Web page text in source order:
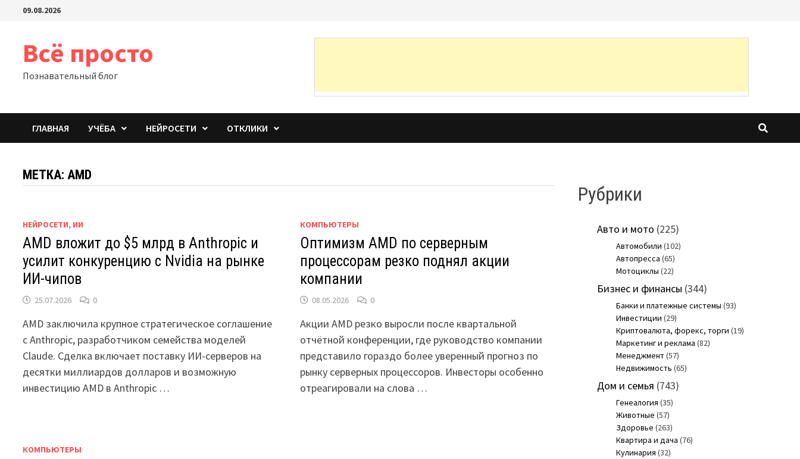
Перейти09.08.2026
Всё просто
Познавательный блог
ГЛАВНАЯ УЧЁБА НЕЙРОСЕТИ ОТКЛИКИ
МЕТКА:AMD
НЕЙРОСЕТИ, ИИ
AMD вложит до $5 млрд в Anthropic и
усилит конкуренцию с Nvidia на рынке
ИИ-чипов
25.07.2026 0
AMD заключила крупное стратегическое соглашение
с Anthropic, разработчиком семейства моделей
Claude. Сделка включает поставку ИИ-серверов на
десятки миллиардов долларов и возможную
инвестицию AMD в Anthropic …
КОМПЬЮТЕРЫ
Оптимизм AMD по серверным
процессорам резко поднял акции
компании
08.05.2026 0
Акции AMD резко выросли после квартальной
отчётной конференции, где руководство компании
представило гораздо более уверенный прогноз по
рынку серверных процессоров. Инвесторы особенно
отреагировали на слова …
КОМПЬЮТЕРЫ
Рубрики
Авто и мото (225)
Автомобили (102)
Автопресса (65)
Мотоциклы (22)
Бизнес и финансы (344)
Банки и платежные системы (93)
Инвестиции (29)
Криптовалюта, форекс, торги (19)
Маркетинг и реклама (82)
Менеджмент(57)
Недвижимость (65)
Дом и семья (743)
Генеалогия (35)
Животные (57)
Здоровье (263)
Квартира и дача (76)
Кулинария (32)